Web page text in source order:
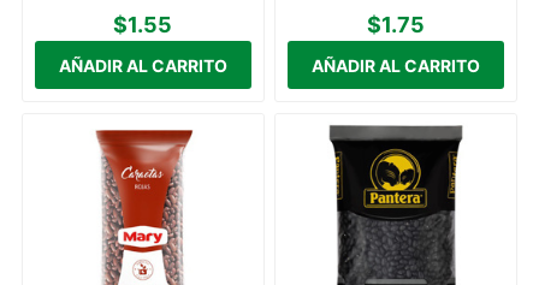
$1.55 $1.75